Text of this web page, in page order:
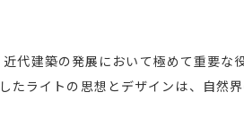
代建築の発展において極めて重要な
たライトの思想とデザインは、自然